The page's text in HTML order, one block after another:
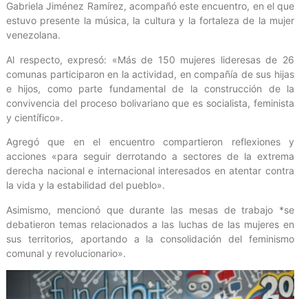
Gabriela Jiménez Ramírez, acompañó este encuentro, en el que
estuvo presente la música, la cultura y la fortaleza de la mujer
venezolana.
Al respecto, expresó: «Más de 150 mujeres lideresas de 26
comunas participaron en la actividad, en compañía de sus hijas
e hijos, como parte fundamental de la construcción de la
convivencia del proceso bolivariano que es socialista, feminista
y científico».
Agregó que en el encuentro compartieron reflexiones y
acciones «para seguir derrotando a sectores de la extrema
derecha nacional e internacional interesados en atentar contra
la vida y la estabilidad del pueblo».
Asimismo, mencionó que durante las mesas de trabajo *se
debatieron temas relacionados a las luchas de las mujeres en
sus territorios, aportando a la consolidación del feminismo
comunal y revolucionario».